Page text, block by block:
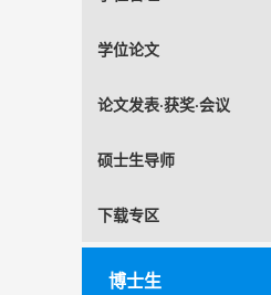
学位论文
论文发表·获奖·会议
硕士生导师
下载专区
博士生